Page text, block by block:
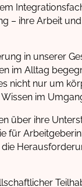
– ihre Arbeit
in unserer
im Alltag
nicht nur um
im
über ihre
für